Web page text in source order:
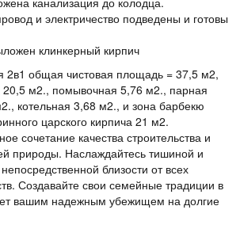
и электричество подведены и готовы
клинкерный кирпич
2в1 общая чистовая площадь = 37,5 м2,
20,5 м2., помывочная 5,76 м2., парная
котельная 3,68 м2., и зона барбекю
царского кирпича 21 м2.
сочетание качества строительства и
природы. Наслаждайтесь тишиной и
близости от всех
Создавайте свои семейные традиции в
вашим надежным убежищем на долгие